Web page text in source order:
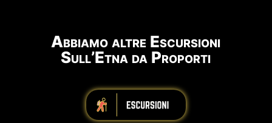
Abbiamo altre Escursioni
Sull’Etna da Proporti
iiiiiiiiiiiiiiiiiiiiiiii